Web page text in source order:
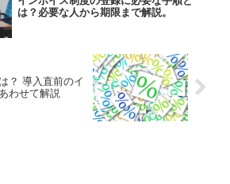
は？必要な人から期限まで解説。
？ 導入直前のイ
わせて解説